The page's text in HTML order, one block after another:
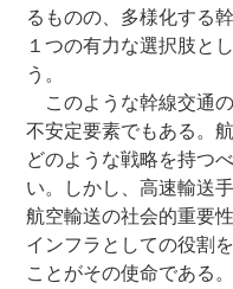
るものの、多様化する
１つの有力な選択肢と
う。
このような幹線交通
不安定要素でもある。
どのような戦略を持つ
い。しかし、高速輸送
航空輸送の社会的重要
インフラとしての役割
ことがその使命である